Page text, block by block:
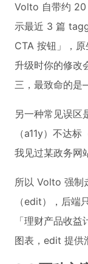
Volto 自带约 20
示最近 3 篇
CTA 按钮」，
升级时你的修改
三，最致命的是
另一种常见误区
（a11y）不达
我见过某政务网
所以 Volto 强制
（edit），后端
「理财产品收
图表，edit 提供